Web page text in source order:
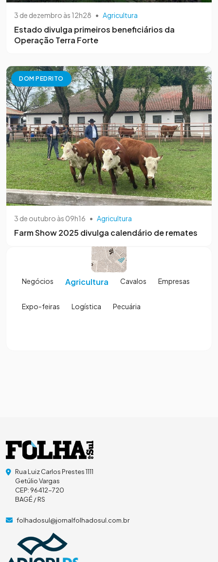
3 de dezembro às 12h28 • Agricultura
Estado divulga primeiros beneficiários da
Operação Terra Forte
DOM PEDRITO
3 de outubro às 09h16 • Agricultura
Farm Show 2025 divulga calendário de remates
Negócios Agricultura Cavalos Empresas
Expo-feiras Logística Pecuária
Rua Luiz Carlos Prestes 1111
Getúlio Vargas
CEP: 96412-720
BAGÉ / RS
folhadosul@jornalfolhadosul.com.br